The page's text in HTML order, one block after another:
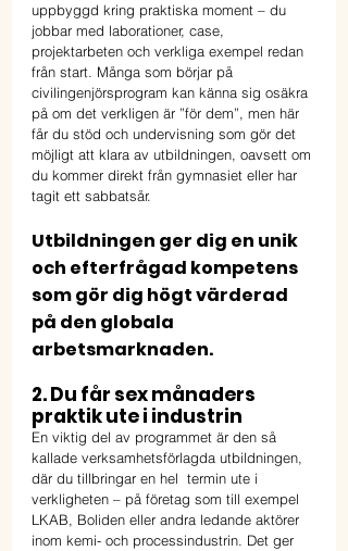
uppbyggd kring praktiska moment – du
jobbar med laborationer, case,
projektarbeten och verkliga exempel redan
från start. Många som börjar på
civilingenjörsprogram kan känna sig osäkra
på om det verkligen är ”för dem”, men här
får du stöd och undervisning som gör det
möjligt att klara av utbildningen, oavsett om
du kommer direkt från gymnasiet eller har
tagit ett sabbatsår.
Utbildningen ger dig en unik
och efterfrågad kompetens
som gör dig högt värderad
på den globala
arbetsmarknaden.
2. Du får sex månaders
praktik ute i industrin
En viktig del av programmet är den så
kallade verksamhetsförlagda utbildningen,
där du tillbringar en hel  termin ute i
verkligheten – på företag som till exempel
LKAB, Boliden eller andra ledande aktörer
inom kemi- och processindustrin. Det ger